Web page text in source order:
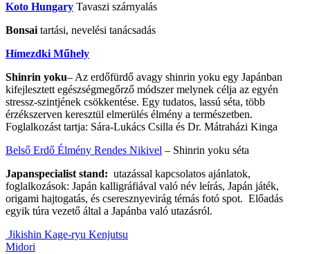
Koto Hungary Tavaszi szárnyalás
Bonsai tartási, nevelési tanácsadás
Hímezdki Műhely
Shinrin yoku– Az erdőfürdő avagy shinrin yoku egy Japánban
kifejlesztett egészségmegőrző módszer melynek célja az egyén
stressz-szintjének csökkentése. Egy tudatos, lassú séta, több
érzékszerven keresztül elmerülés élmény a természetben.
Foglalkozást tartja: Sára-Lukács Csilla és Dr. Mátraházi Kinga
Belső Erdő Élmény Rendes Nikivel – Shinrin yoku séta
Japanspecialist stand: utazással kapcsolatos ajánlatok,
foglalkozások: Japán kalligráfiával való név leírás, Japán játék,
origami hajtogatás, és cseresznyevirág témás fotó spot. Előadás
egyik túra vezető által a Japánba való utazásról.
Jikishin Kage-ryu Kenjutsu
Midori